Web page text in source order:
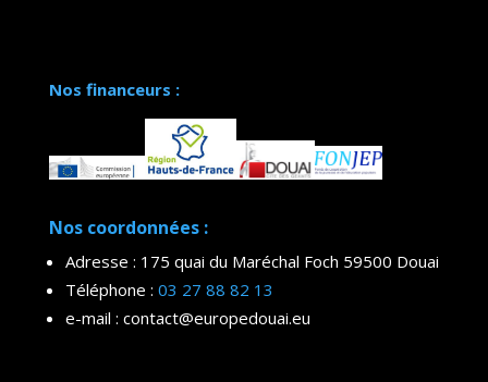
Nos financeurs :
Nos coordonnées :
Adresse : 175 quai du Maréchal Foch 59500 Douai
Téléphone : 03 27 88 82 13
e-mail : contact@europedouai.eu